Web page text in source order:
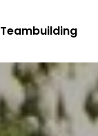
Teambuilding